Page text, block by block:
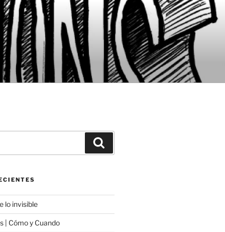
lo invisible
| Cómo y Cuando